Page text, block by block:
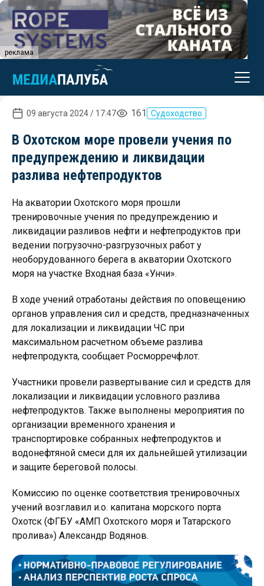
реклама
09 августа 2024 / 17:47 161 Судоходство
В Охотском море провели учения по
предупреждению и ликвидации
разлива нефтепродуктов
На акватории Охотского моря прошли
тренировочные учения по предупреждению и
ликвидации разливов нефти и нефтепродуктов при
ведении погрузочно-разгрузочных работ у
необорудованного берега в акватории Охотского
моря на участке Входная база «Унчи».
В ходе учений отработаны действия по оповещению
органов управления сил и средств, предназначенных
для локализации и ликвидации ЧС при
максимальном расчетном объеме разлива
нефтепродукта, сообщает Росморречфлот.
Участники провели развертывание сил и средств для
локализации и ликвидации условного разлива
нефтепродуктов. Также выполнены мероприятия по
организации временного хранения и
транспортировке собранных нефтепродуктов и
водонефтяной смеси для их дальнейшей утилизации
и защите береговой полосы.
Комиссию по оценке соответствия тренировочных
учений возглавил и.о. капитана морского порта
Охотск (ФГБУ «АМП Охотского моря и Татарского
пролива») Александр Водянов.